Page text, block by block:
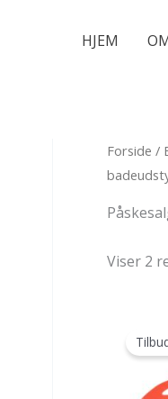
HJEM
Forside /
Viser 2